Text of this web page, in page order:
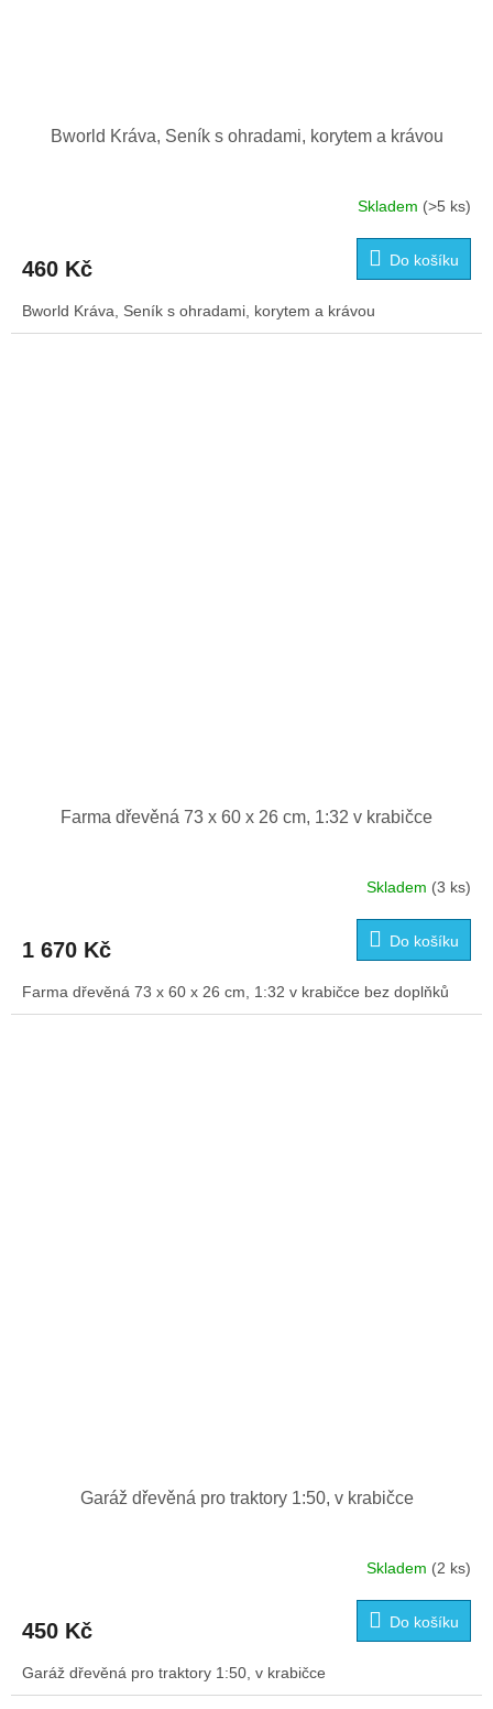
Bworld Kráva, Seník s ohradami, korytem a krávou
Skladem (>5 ks)
460 Kč Do košíku
Bworld Kráva, Seník s ohradami, korytem a krávou
Farma dřevěná 73 x 60 x 26 cm, 1:32 v krabičce
Skladem (3 ks)
1 670 Kč Do košíku
Farma dřevěná 73 x 60 x 26 cm, 1:32 v krabičce bez doplňků
Garáž dřevěná pro traktory 1:50, v krabičce
Skladem (2 ks)
450 Kč Do košíku
Garáž dřevěná pro traktory 1:50, v krabičce